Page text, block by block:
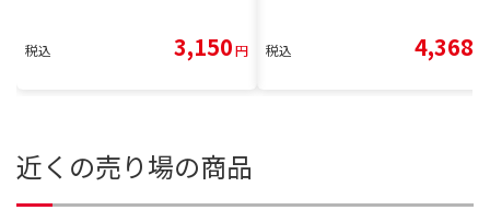
税込 3,150円 税込 4,368
近くの売り場の商品